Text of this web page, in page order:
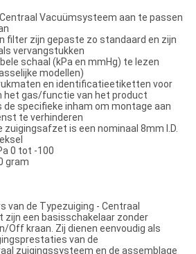
Vacuümsysteem aan te passen
filter zijn gepaste zo standaard en zijn
vervangstukken
schaal (kPa en mmHg) te lezen
modellen)
en identificatieetiketten voor
het gas/functie van het product
de specifieke inham om montage aan
te verhinderen
zuigingsafzet is een nominaal 8mm I.D.
0 tot -100
gram
van de Typezuiging - Centraal
zijn een basisschakelaar zonder
Off kraan. Zij dienen eenvoudig als
van de
zuigingssysteem en de assemblage